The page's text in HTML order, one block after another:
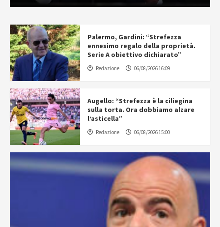
Palermo, Gardini: “Strefezza
ennesimo regalo della proprietà.
Serie A obiettivo dichiarato”
Redazione 06/08/2026 16:09
Augello: “Strefezza è la ciliegina
sulla torta. Ora dobbiamo alzare
l’asticella”
Redazione 06/08/2026 15:00